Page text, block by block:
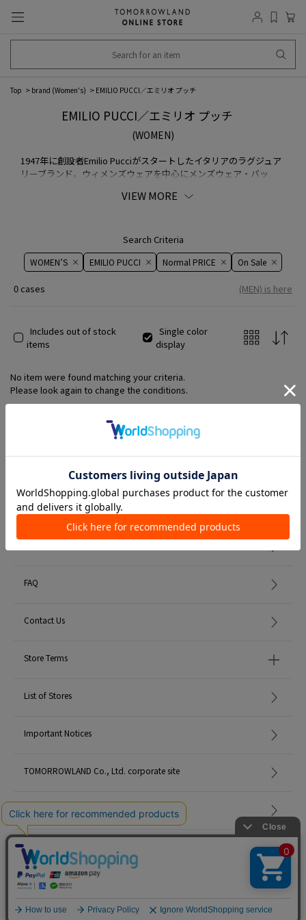
Top brand (Women's) EMILIO PUCCI／エミリオ プッチ
EMILIO PUCCI／エミリオ プッチ
(WOMEN)
1947年に創設者Emilio Pucciがスタートしたイタリアのラグジュア
リーブランド。ウィメンズウェアを中心にメンズウェア・バッ
な物まで、カラフルな柄をプリントしたアイテムがシグネチャー。
VIEW MORE
Search Criteria
WOMEN’S EMILIO PUCCI Normal PRICE On ​​Sale​​
0 cases (MEN) is here
Includes out of stock
items
Single color
display
No item were found matching your criteria.
Please look again to change the conditions.
Member Services
FAQ
Contact Us
Store Terms
List of Stores
Important Notices
TOMORROWLAND Co., Ltd. corporate site
Careers
Site Map
English